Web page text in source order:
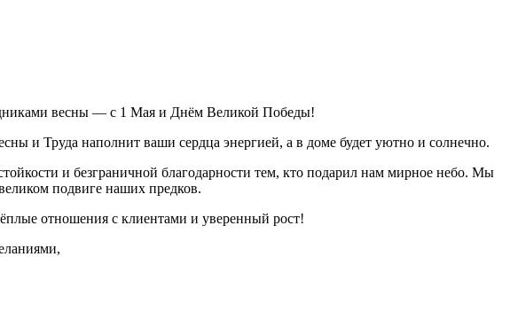
весны — с 1 Мая и Днём Великой Победы!
и Труда наполнит ваши сердца энергией, а в доме будет уютно и солнечно.
и безграничной благодарности тем, кто подарил нам мирное небо. Мы
подвиге наших предков.
отношения с клиентами и уверенный рост!